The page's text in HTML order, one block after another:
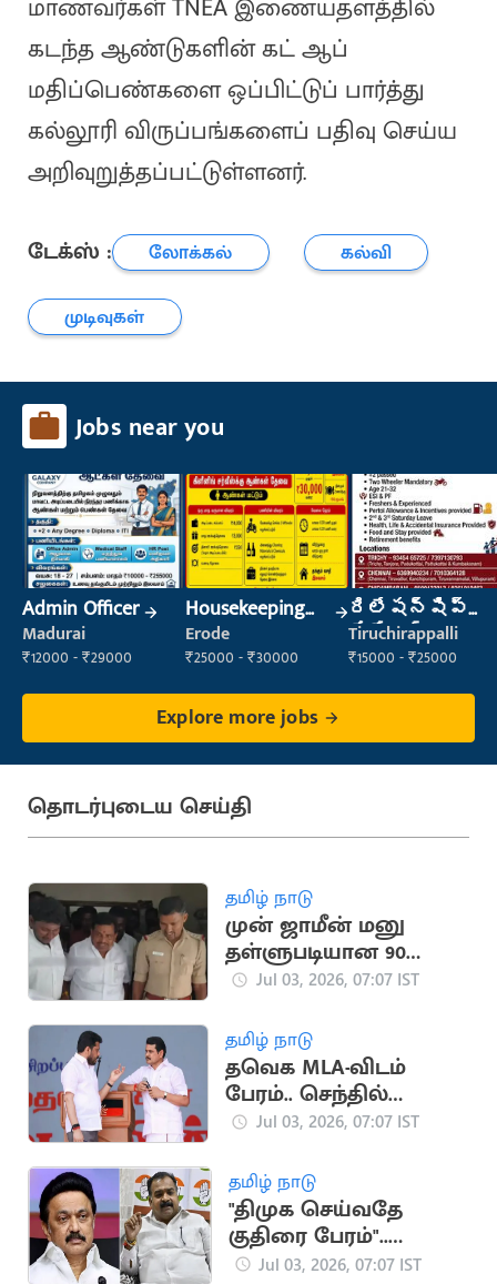
மாணவர்கள் TNEA இணையதளத்தில்
கடந்த ஆண்டுகளின் கட் ஆப்
மதிப்பெண்களை ஒப்பிட்டுப் பார்த்து
கல்லூரி விருப்பங்களைப் பதிவு செய்ய
அறிவுறுத்தப்பட்டுள்ளனர்.
டேக்ஸ் : லோக்கல்
கல்வி
முடிவுகள்
Jobs near you
Admin Officer
Madurai
₹12000 - ₹29000
Housekeeping
Staff
(Housekeeping)
Erode
₹25000 - ₹30000
రిలేషన్‌షిప్
మేనేజర్
Tiruchirappalli
₹15000 - ₹25000
Explore more jobs
தொடர்புடைய செய்தி
தமிழ் நாடு
முன் ஜாமீன் மனு
தள்ளுபடியான 90
நிமிடங்களில் திமுக
Jul 03, 2026, 07:07 IST
தமிழ் நாடு
தவெக MLA-விடம்
பேரம்.. செந்தில்
பாலாஜியின்
போலீஸ் வலை
Jul 03, 2026, 07:07 IST
தமிழ் நாடு
"திமுக செய்வதே
குதிரை பேரம்"..
மாணிக்கம் தாகூர்
Jul 03, 2026, 07:07 IST